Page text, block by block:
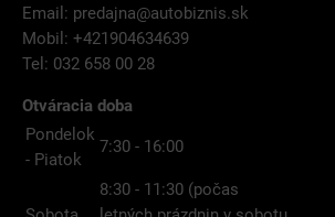
Email: predajna@autobiznis.sk
Mobil: +421904634639
Tel: 032 658 00 28
Otváracia doba
Pondelok
- Piatok
7:30 - 16:00
8:30 - 11:30 (počas